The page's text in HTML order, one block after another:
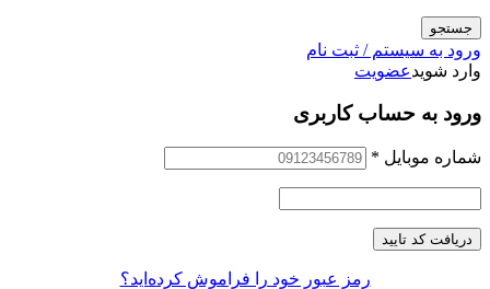
جستجو
ورود به سیستم / ثبت نام
وارد شویدعضویت
ورود به حساب کاربری
شماره موبایل *
دریافت کد تایید
رمز عبور خود را فراموش کرده‌اید؟